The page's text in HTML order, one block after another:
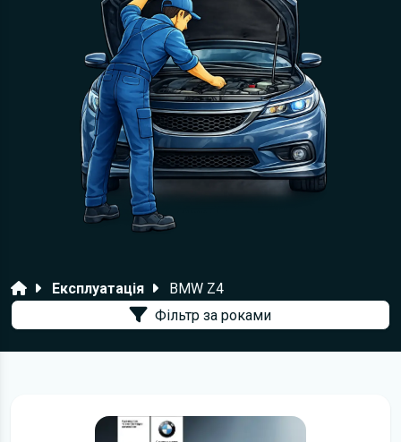
ГоловнаЕксплуатація
BMW Z4
Фільтр за роками